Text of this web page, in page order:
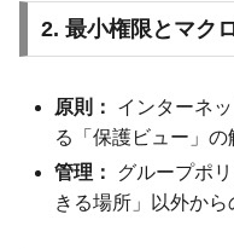
2. 最小権限とマク
原則：
インターネ
る「保護ビュー」の
管理：
グループポ
きる場所」以外から